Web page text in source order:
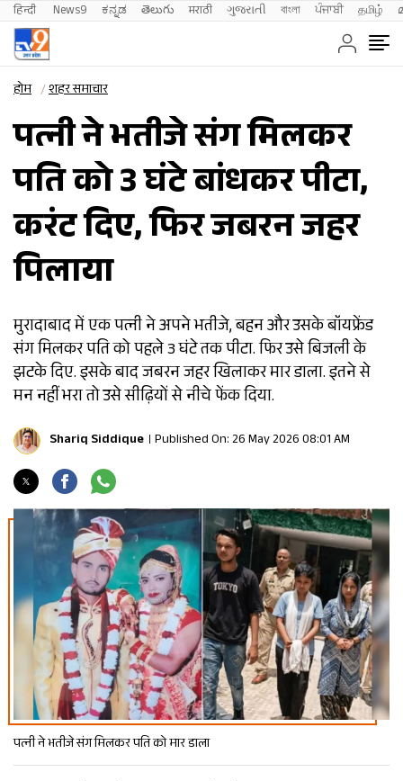
हिन्दी News9 ಕನ್ನಡ తెలుగు मराठी ગુજરાતી বাংলা ਪੰਜਾਬੀ தமிழ்
होम शहर समाचार
पत्नी ने भतीजे संग मिलकर
पति को 3 घंटे बांधकर पीटा,
करंट दिए, फिर जबरन जहर
पिलाया
मुरादाबाद में एक पत्नी ने अपने भतीजे, बहन और उसके बॉयफ्रेंड
संग मिलकर पति को पहले 3 घंटे तक पीटा. फिर उसे बिजली के
झटके दिए. इसके बाद जबरन जहर खिलाकर मार डाला. इतने से
मन नहीं भरा तो उसे सीढ़ियों से नीचे फेंक दिया.
Shariq Siddique Published On: 26 May 2026 08:01 AM
पत्नी ने भतीजे संग मिलकर पति को मार डाला